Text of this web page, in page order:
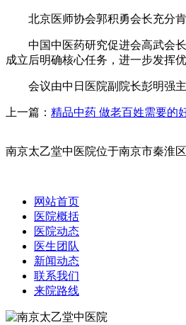
北京医师协会郭积勇会长充分肯
中国中医药研究促进会高武会长
成立后明确核心任务，进一步发挥
会议由中日医院副院长彭明强主
上一篇： 精品中药 做老百姓需要的
南京太乙堂中医院位于南京市秦淮
网站首页
医院概括
医院动态
医生团队
新闻动态
联系我们
来院路线